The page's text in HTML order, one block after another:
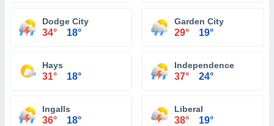
Dodge City
34° 18°
Garden City
29° 19°
Hays
31° 18°
Independence
37° 24°
Ingalls
36° 18°
Liberal
38° 19°